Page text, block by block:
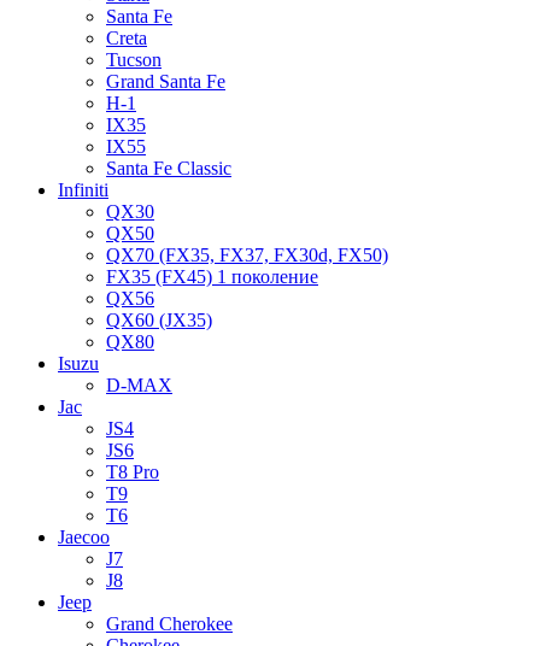
Santa Fe
Creta
Tucson
Grand Santa Fe
H-1
IX35
IX55
Santa Fe Classic
Infiniti
QX30
QX50
QX70 (FX35, FX37, FX30d, FX50)
FX35 (FX45) 1 поколение
QX56
QX60 (JX35)
QX80
Isuzu
D-MAX
Jac
JS4
JS6
T8 Pro
T9
T6
Jaecoo
J7
J8
Jeep
Grand Cherokee